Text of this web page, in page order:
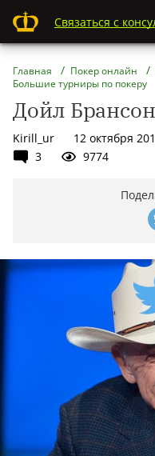
Связаться с
Главная Покер онлайн
Большие турниры по покеру
Дойл
Kirill_ur
12 октября
3
9774